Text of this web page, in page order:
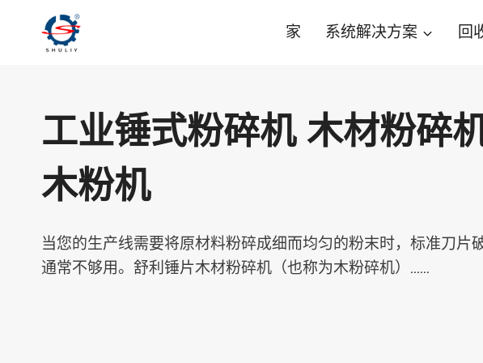
家 系统解决方案 回
工业锤式粉碎机 木材粉碎
木粉机
当您的生产线需要将原材料粉碎成细而均匀的粉末时，标准刀片
通常不够用。舒利锤片木材粉碎机（也称为木粉碎机）……